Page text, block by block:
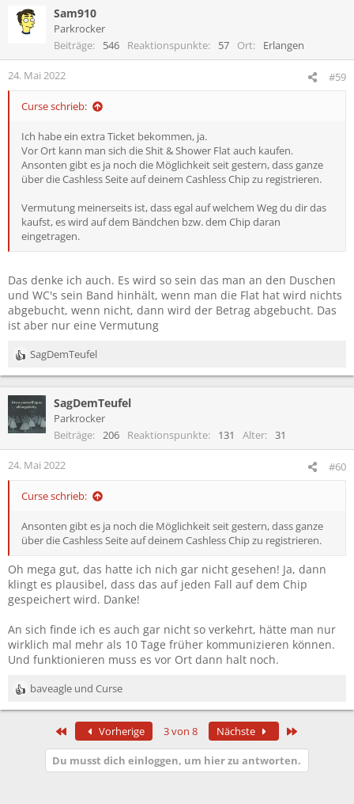
k
n
Sam910
Parkrocker
Beiträge
546 Reaktionspunkte 57 Ort Erlangen
24. Mai 2022 #59
Curse schrieb:
Ich habe ein extra Ticket bekommen, ja.
Vor Ort kann man sich die Shit & Shower Flat auch kaufen.
Ansonten gibt es ja noch die Möglichkeit seit gestern, dass ganze
über die Cashless Seite auf deinem Cashless Chip zu registrieren.
Vermutung meinerseits ist, dass egal auf welchem Weg du dir das
kaufst, es wird auf dem Bändchen bzw. dem Chip daran
eingetragen.
Das denke ich auch. Es wird so sein das man an den Duschen
und WC's sein Band hinhält, wenn man die Flat hat wird nichts
abgebucht, wenn nicht, dann wird der Betrag abgebucht. Das
ist aber nur eine Vermutung
R
e
k
t
i
n
SagDemTeufel
SagDemTeufel
Parkrocker
Beiträge
206 Reaktionspunkte 131 Alter 31
24. Mai 2022 #60
Curse schrieb:
Ansonten gibt es ja noch die Möglichkeit seit gestern, dass ganze
über die Cashless Seite auf deinem Cashless Chip zu registrieren.
Oh mega gut, das hatte ich nich gar nicht gesehen! Ja, dann
klingt es plausibel, dass das auf jeden Fall auf dem Chip
gespeichert wird. Danke!
An sich finde ich es auch gar nicht so verkehrt, hätte man nur
wirklich mal mehr als 10 Tage früher kommunizieren können.
Und funktionieren muss es vor Ort dann halt noch.
R
e
baveagle und Curse
Erste Vorherige 3 von 8 Nächste
Du musst dich einloggen, um hier zu antworten.